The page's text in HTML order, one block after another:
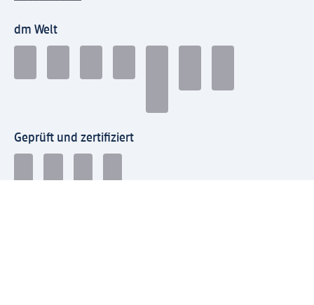
dm Welt
Geprüft und zertifiziert